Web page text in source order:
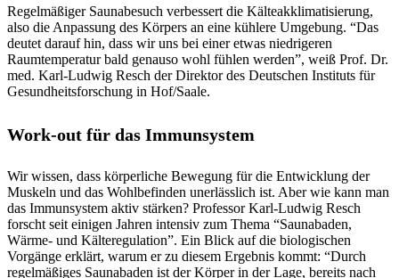
Regelmäßiger Saunabesuch verbessert die Kälteakklimatisierung,
also die Anpassung des Körpers an eine kühlere Umgebung. “Das
deutet darauf hin, dass wir uns bei einer etwas niedrigeren
Raumtemperatur bald genauso wohl fühlen werden”, weiß Prof. Dr.
med. Karl-Ludwig Resch der Direktor des Deutschen Instituts für
Gesundheitsforschung in Hof/Saale.
Work-out für das Immunsystem
Wir wissen, dass körperliche Bewegung für die Entwicklung der
Muskeln und das Wohlbefinden unerlässlich ist. Aber wie kann man
das Immunsystem aktiv stärken? Professor Karl-Ludwig Resch
forscht seit einigen Jahren intensiv zum Thema “Saunabaden,
Wärme- und Kälteregulation”. Ein Blick auf die biologischen
Vorgänge erklärt, warum er zu diesem Ergebnis kommt: “Durch
regelmäßiges Saunabaden ist der Körper in der Lage, bereits nach